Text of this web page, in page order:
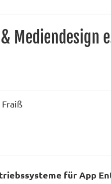
Mediendesign
Fraiß
für App